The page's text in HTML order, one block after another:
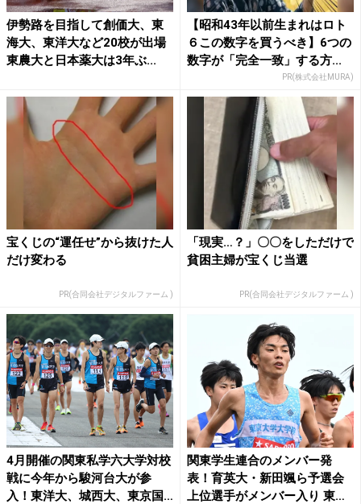
伊勢路を目指して創価大、東
海大、東洋大など20校が出場
東農大と日本薬大は3年ぶ...
【昭和43年以前生まれはロト
６この数字を買うべき】6つの
数字が「完全一致」する方...
PR(株式会社MURA)
宝くじの“運任せ”から抜けた人
だけ変わる
PR(合同会社デジタルファーム )
「現実…？」〇〇をしただけで
貧困主婦が宝くじ当選
PR(合同会社デジタルファーム )
4月開催の関東私学六大学対校
戦に今年から駿河台大が参
入！東洋大、城西大、東京国
関東学生連合のメンバー発
表！育英大・新田颯ら予選会
上位選手がメンバー入り 東大